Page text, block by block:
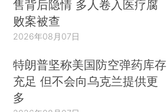
售背后隐情 多人卷入医疗腐
败案被查
2026年08月07日
特朗普坚称美国防空弹药库存
充足 但不会向乌克兰提供更
多